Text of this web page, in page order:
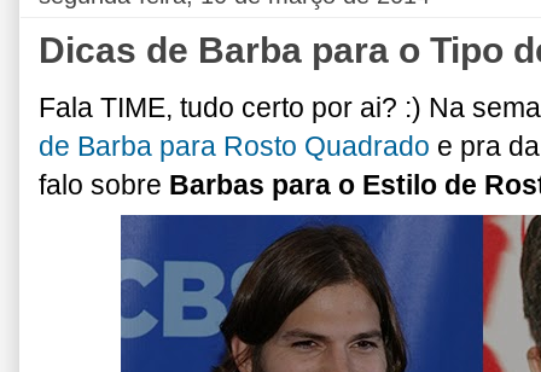
Dicas de Barba para o Tipo
Fala TIME, tudo certo por ai? :) Na
de Barba para Rosto Quadrado e pra
falo sobre Barbas para o Estilo de